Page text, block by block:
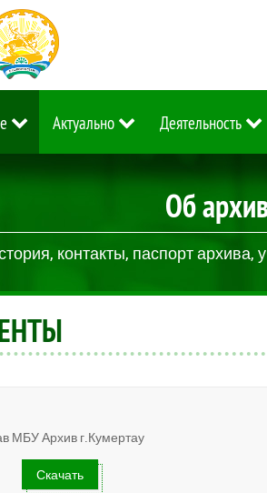
Актуально Деятельность
Об
контакты, паспорт
МБУ Архив г.Кумертау
Скачать